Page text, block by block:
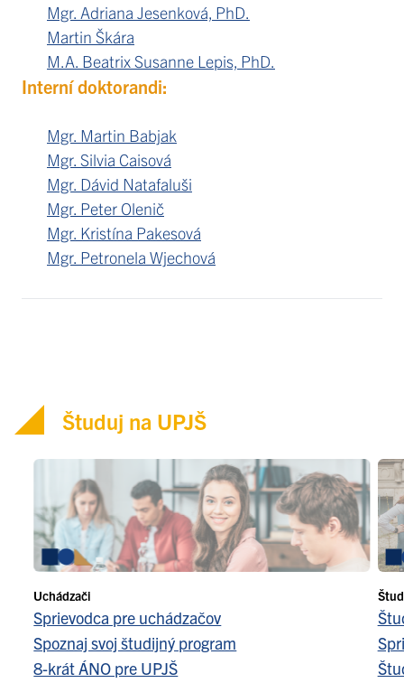
Mgr. Adriana Jesenková, PhD.
Martin Škára
M.A. Beatrix Susanne Lepis, PhD.
Interní doktorandi:
Mgr. Martin Babjak
Mgr. Silvia Caisová
Mgr. Dávid Natafaluši
Mgr. Peter Olenič
Mgr. Kristína Pakesová
Mgr. Petronela Wjechová
Študuj na UPJŠ
Uchádzači
Sprievodca pre uchádzačov
Spoznaj svoj študijný program
8-krát ÁNO pre UPJŠ